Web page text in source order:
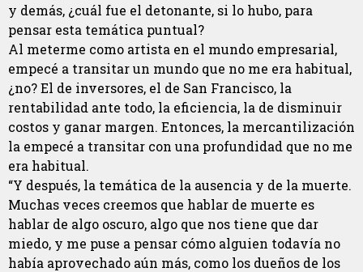
y demás, ¿cuál fue el detonante, si lo hubo, para
pensar esta temática puntual?
Al meterme como artista en el mundo empresarial,
empecé a transitar un mundo que no me era habitual,
¿no? El de inversores, el de San Francisco, la
rentabilidad ante todo, la eficiencia, la de disminuir
costos y ganar margen. Entonces, la mercantilización
la empecé a transitar con una profundidad que no me
era habitual.
“Y después, la temática de la ausencia y de la muerte.
Muchas veces creemos que hablar de muerte es
hablar de algo oscuro, algo que nos tiene que dar
miedo, y me puse a pensar cómo alguien todavía no
había aprovechado aún más, como los dueños de los